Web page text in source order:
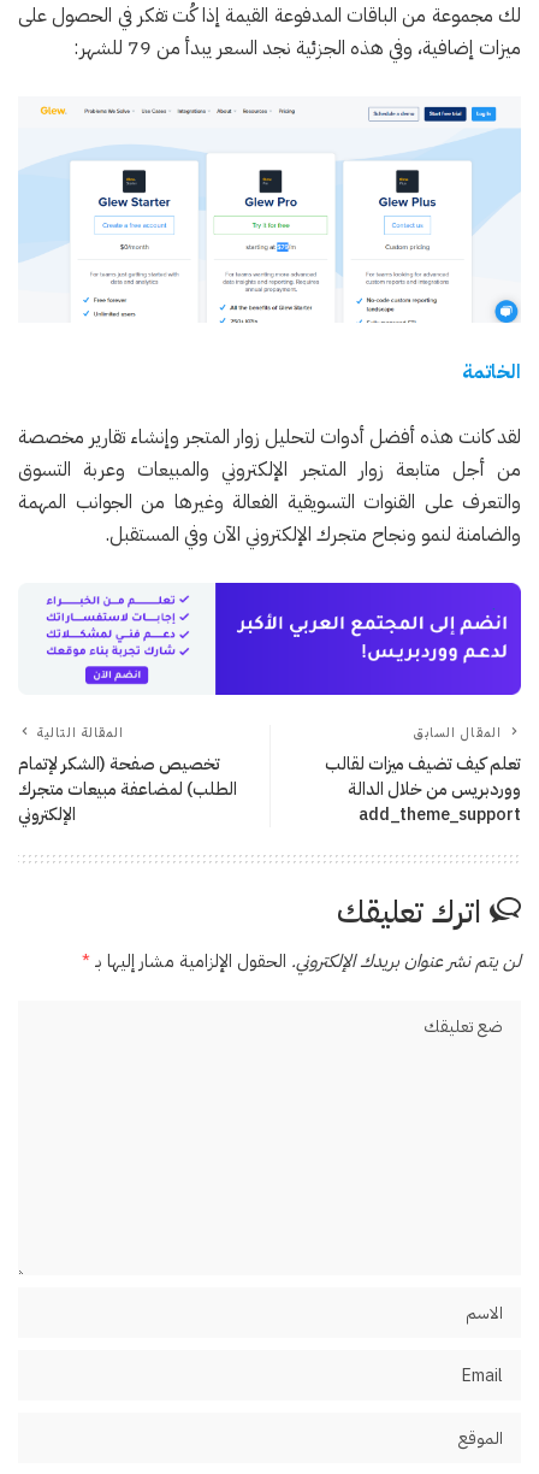
لك مجموعة من الباقات المدفوعة القيمة إذا كُت تفكر في الحصول على
ميزات إضافية، وفي هذه الجزئية نجد السعر يبدأ من 79 للشهر:
الخاتمة
لقد كانت هذه أفضل أدوات لتحليل زوار المتجر وإنشاء تقارير مخصصة
من أجل متابعة زوار المتجر الإلكتروني والمبيعات وعربة التسوق
والتعرف على القنوات التسويقية الفعالة وغيرها من الجوانب المهمة
والضامنة لنمو ونجاح متجرك الإلكتروني الآن وفي المستقبل.
المقال السابق
تعلم كيف تضيف ميزات لقالب
ووردبريس من خلال الدالة
add_theme_support
المقالة التالية
تخصيص صفحة (الشكر لإتمام
الطلب) لمضاعفة مبيعات متجرك
الإلكتروني
اترك تعليقك
لن يتم نشر عنوان بريدك الإلكتروني. الحقول الإلزامية مشار إليها بـ*